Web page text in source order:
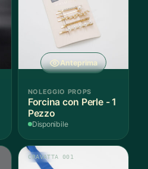
Anteprima
NOLEGGIO PROPS
Forcina con Perle - 1
Pezzo
Disponibile
CRAVATTA 001